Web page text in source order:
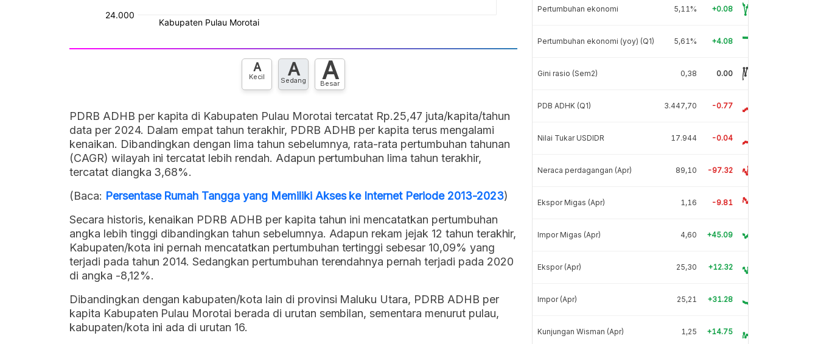
A
Kecil A
Sedang A
Besar
PDRB ADHB per kapita di Kabupaten Pulau Morotai tercatat Rp.25,47 juta/kapita/tahun
data per 2024. Dalam empat tahun terakhir, PDRB ADHB per kapita terus mengalami
kenaikan. Dibandingkan dengan lima tahun sebelumnya, rata-rata pertumbuhan tahunan
(CAGR) wilayah ini tercatat lebih rendah. Adapun pertumbuhan lima tahun terakhir,
tercatat diangka 3,68%.
(Baca: Persentase Rumah Tangga yang Memiliki Akses ke Internet Periode 2013-2023)
Secara historis, kenaikan PDRB ADHB per kapita tahun ini mencatatkan pertumbuhan
angka lebih tinggi dibandingkan tahun sebelumnya. Adapun rekam jejak 12 tahun terakhir,
Kabupaten/kota ini pernah mencatatkan pertumbuhan tertinggi sebesar 10,09% yang
terjadi pada tahun 2014. Sedangkan pertumbuhan terendahnya pernah terjadi pada 2020
di angka -8,12%.
Dibandingkan dengan kabupaten/kota lain di provinsi Maluku Utara, PDRB ADHB per
kapita Kabupaten Pulau Morotai berada di urutan sembilan, sementara menurut pulau,
kabupaten/kota ini ada di urutan 16.
Pertumbuhan ekonomi 5,11% +0.08
Pertumbuhan ekonomi (yoy) (Q1) 5,61% +4.08
Gini rasio (Sem2) 0,38 0.00
PDB ADHK (Q1) 3.447,70 -0.77
Nilai Tukar USDIDR 17.944 -0.04
Neraca perdagangan (Apr) 89,10 -97.32
Ekspor Migas (Apr) 1,16 -9.81
Impor Migas (Apr) 4,60 +45.09
Ekspor (Apr) 25,30 +12.32
Impor (Apr) 25,21 +31.28
Kunjungan Wisman (Apr) 1,25 +14.75